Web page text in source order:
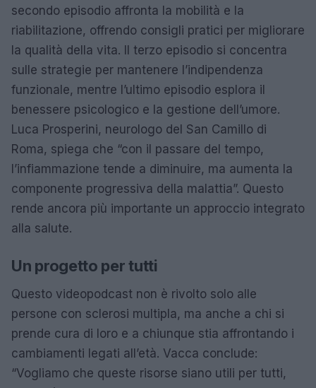
secondo episodio affronta la mobilità e la
riabilitazione, offrendo consigli pratici per migliorare
la qualità della vita. Il terzo episodio si concentra
sulle strategie per mantenere l’indipendenza
funzionale, mentre l’ultimo episodio esplora il
benessere psicologico e la gestione dell’umore.
Luca Prosperini, neurologo del San Camillo di
Roma, spiega che “con il passare del tempo,
l’infiammazione tende a diminuire, ma aumenta la
componente progressiva della malattia”. Questo
rende ancora più importante un approccio integrato
alla salute.
Un progetto per tutti
Questo videopodcast non è rivolto solo alle
persone con sclerosi multipla, ma anche a chi si
prende cura di loro e a chiunque stia affrontando i
cambiamenti legati all’età. Vacca conclude:
“Vogliamo che queste risorse siano utili per tutti,